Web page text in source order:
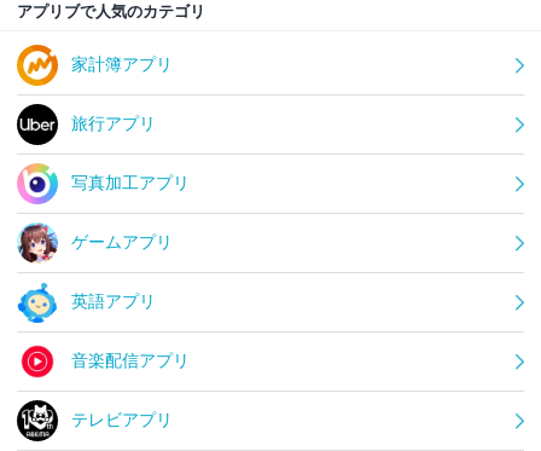
アプリブで人気のカテゴリ
家計簿アプリ
旅行アプリ
写真加工アプリ
ゲームアプリ
英語アプリ
音楽配信アプリ
テレビアプリ